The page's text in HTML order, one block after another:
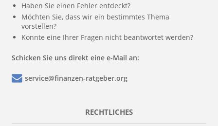
Haben Sie einen Fehler entdeckt?
Möchten Sie, dass wir ein bestimmtes Thema
vorstellen?
Konnte eine Ihrer Fragen nicht beantwortet werden?
Schicken Sie uns direkt eine e-Mail an:
service@finanzen-ratgeber.org
RECHTLICHES